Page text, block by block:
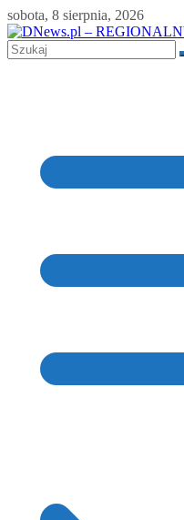
Skip
to
content
sobota, 8 sierpnia, 2026